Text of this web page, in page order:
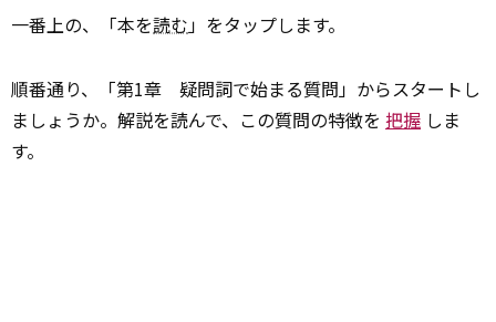
一番上の、「本を読む」をタップします。
順番通り、「第1章 疑問詞で始まる質問」からスタートし
ましょうか。解説を読んで、この質問の特徴を 把握 しま
す。